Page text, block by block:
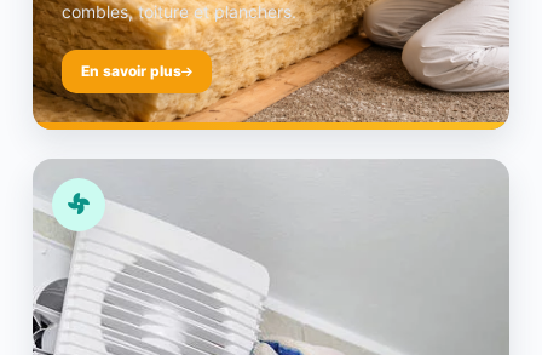
combles, toiture et planchers.
En savoir plus